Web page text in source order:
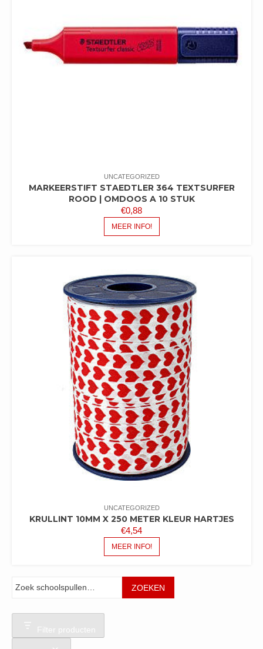
UNCATEGORIZED
MARKEERSTIFT STAEDTLER 364 TEXTSURFER
ROOD | OMDOOS A 10 STUK
€0,88
MEER INFO!
UNCATEGORIZED
KRULLINT 10MM X 250 METER KLEUR HARTJES
€4,54
MEER INFO!
ZOEKEN
Filter producten